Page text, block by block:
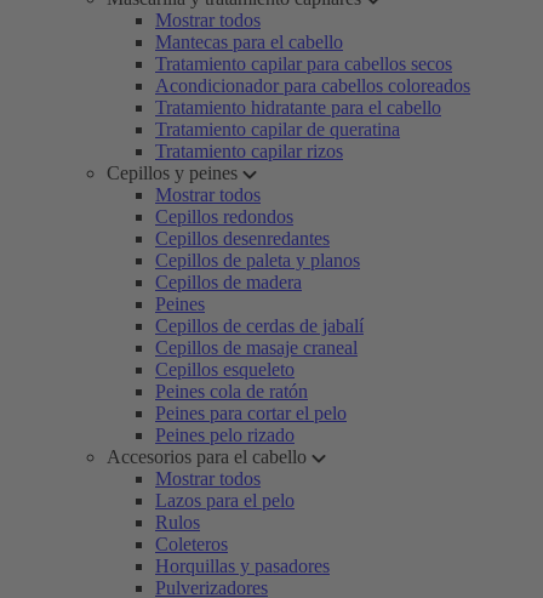
Mostrar todos
Mantecas para el cabello
Tratamiento capilar para cabellos secos
Acondicionador para cabellos coloreados
Tratamiento hidratante para el cabello
Tratamiento capilar de queratina
Tratamiento capilar rizos
Cepillos y peines
Mostrar todos
Cepillos redondos
Cepillos desenredantes
Cepillos de paleta y planos
Cepillos de madera
Peines
Cepillos de cerdas de jabalí
Cepillos de masaje craneal
Cepillos esqueleto
Peines cola de ratón
Peines para cortar el pelo
Peines pelo rizado
Accesorios para el cabello
Mostrar todos
Lazos para el pelo
Rulos
Coleteros
Horquillas y pasadores
Pulverizadores